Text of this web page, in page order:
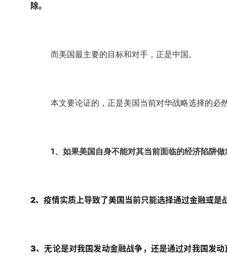
除。
而美国最主要的目标和对手，正是中国。
本文要论证的，正是美国当前对华战略选择的必
1、如果美国自身不能对其当前面临的经济陷阱
2、疫情实质上导致了美国当前只能选择通过金融或是
3、无论是对我国发动金融战争，还是通过对我国发